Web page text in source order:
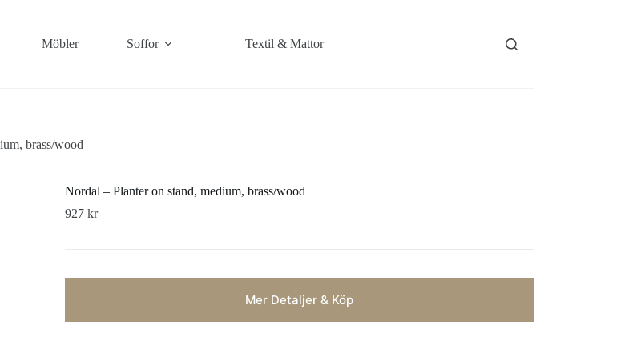
Möbler Soffor Textil & Mattor
brass/wood
Nordal – Planter on stand, medium, brass/wood
927 kr
Mer Detaljer & Köp